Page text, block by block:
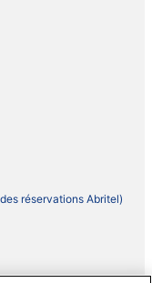
réservations Abritel)